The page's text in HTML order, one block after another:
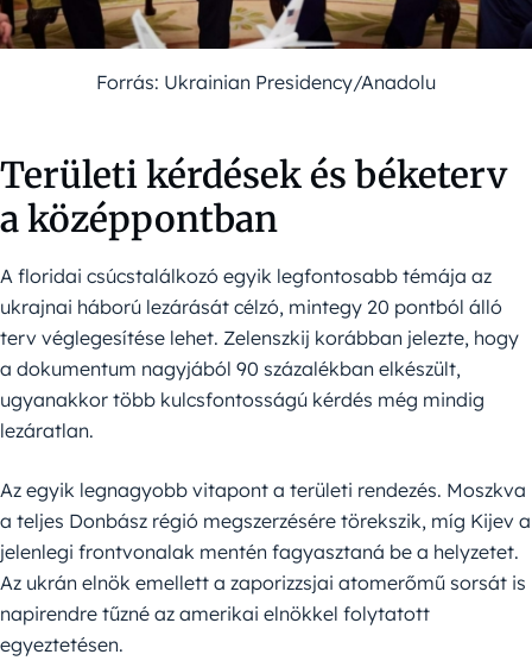
Forrás: Ukrainian Presidency/Anadolu
Területi kérdések és béketerv
a középpontban
A floridai csúcstalálkozó egyik legfontosabb témája az
ukrajnai háború lezárását célzó, mintegy 20 pontból álló
terv véglegesítése lehet. Zelenszkij korábban jelezte, hogy
a dokumentum nagyjából 90 százalékban elkészült,
ugyanakkor több kulcsfontosságú kérdés még mindig
lezáratlan.
Az egyik legnagyobb vitapont a területi rendezés. Moszkva
a teljes Donbász régió megszerzésére törekszik, míg Kijev a
jelenlegi frontvonalak mentén fagyasztaná be a helyzetet.
Az ukrán elnök emellett a zaporizzsjai atomerőmű sorsát is
napirendre tűzné az amerikai elnökkel folytatott
egyeztetésen.